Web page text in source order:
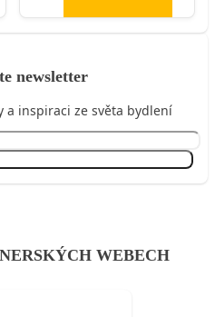
newsletter
a inspiraci ze světa bydlení
WEBECH